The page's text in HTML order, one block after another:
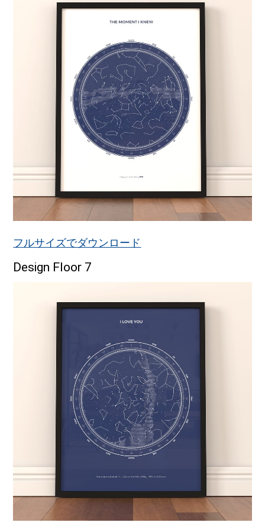
フルサイズでダウンロード
Design Floor 7